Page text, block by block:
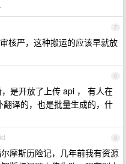
7
核严，这种搬运的应该早就放
8
是开放了上传 api ， 有人在
译的，也是批量生成的，什
9
摩斯历险记，几年前我有资源